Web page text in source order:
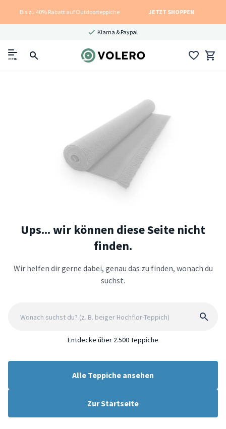
Bis zu 40% Rabatt auf Outdoorteppiche JETZT SHOPPEN
Klarna & Paypal
menu
Ups... wir können diese Seite nicht
finden.
Wir helfen dir gerne dabei, genau das zu finden, wonach du
suchst.
Entdecke über 2.500 Teppiche
Alle Teppiche ansehen
Zur Startseite